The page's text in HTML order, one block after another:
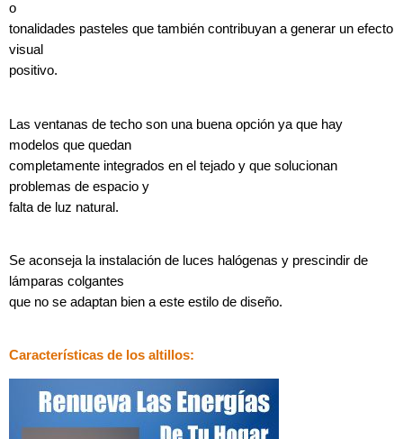
o
tonalidades pasteles que también contribuyan a generar un efecto
visual
positivo.
Las ventanas de techo son una buena opción ya que hay
modelos que quedan
completamente integrados en el tejado y que solucionan
problemas de espacio y
falta de luz natural.
Se aconseja la instalación de luces halógenas y prescindir de
lámparas colgantes
que no se adaptan bien a este estilo de diseño.
Características de los altillos: